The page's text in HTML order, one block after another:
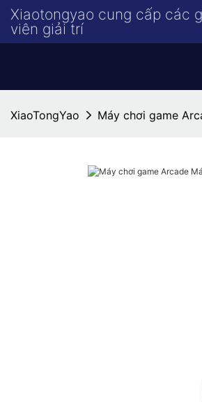
Xiaotongyao cung cấp các
viên giải trí
XiaoTongYao Máy chơi game